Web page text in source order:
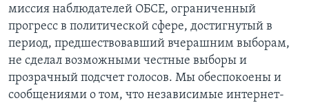
миссия наблюдателей ОБСЕ, ограниченный
прогресс в политической сфере, достигнутый в
период, предшествовавший вчерашним выборам,
не сделал возможными честные выборы и
прозрачный подсчет голосов. Мы обеспокоены и
сообщениями о том, что независимые интернет-